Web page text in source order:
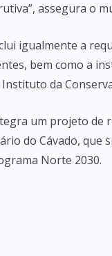
assegura o
igualmente a
bem como a
da
um projeto de
do Cávado, que
Norte 2030.